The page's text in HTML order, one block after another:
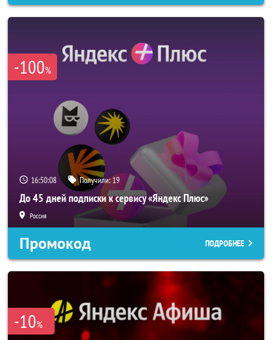
-100%
16:50:07 Получили:19
До 45 дней подписки к сервису «Яндекс Плюс»
Россия
Промокод ПОДРОБНЕЕ
-10%